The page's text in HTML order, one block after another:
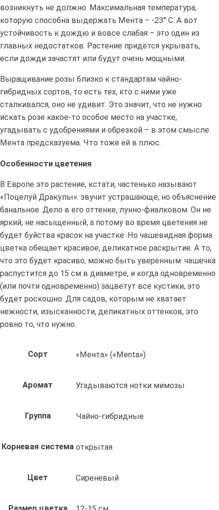
возникнуть не должно. Максимальная температура,
которую способна выдержать Мента – -23° С. А вот
устойчивость к дождю и вовсе слабая – это один из
главных недостатков. Растение придётся укрывать,
если дожди зачастят или будут очень мощными.
Выращивание розы близко к стандартам чайно-
гибридных сортов, то есть тех, кто с ними уже
сталкивался, оно не удивит. Это значит, что не нужно
искать розе какое-то особое место на участке,
угадывать с удобрениями и обрезкой – в этом смысле
Мента предсказуема. Что тоже ей в плюс.
Особенности цветения
В Европе это растение, кстати, частенько называют
«Поцелуй Дракулы»: звучит устрашающе, но объяснение
банальное. Дело в его оттенке, лунно-фиалковом. Он не
яркий, не насыщенный, а потому во время цветения не
будет буйства красок на участке. Но чашевидная форма
цветка обещает красивое, деликатное раскрытие. А то,
что это будет красиво, можно быть уверенным: чашечка
распустится до 15 см в диаметре, и когда одновременно
(или почти одновременно) зацветут все кустики, это
будет роскошно. Для садов, которым не хватает
нежности, изысканности, деликатных оттенков, это
ровно то, что нужно.
Сорт «Мента» («Menta»)
Аромат Угадываются нотки мимозы
Группа Чайно-гибридные
Корневая система открытая
Цвет Сиреневый